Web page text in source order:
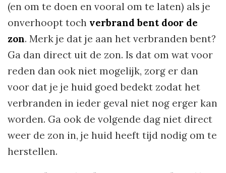
(en om te doen en vooral om te laten) als je
onverhoopt toch verbrand bent door de
zon. Merk je dat je aan het verbranden bent?
Ga dan direct uit de zon. Is dat om wat voor
reden dan ook niet mogelijk, zorg er dan
voor dat je je huid goed bedekt zodat het
verbranden in ieder geval niet nog erger kan
worden. Ga ook de volgende dag niet direct
weer de zon in, je huid heeft tijd nodig om te
herstellen.